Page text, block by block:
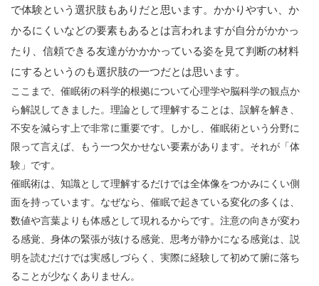
で体験という選択肢もありだと思います。かかりやすい、か
かるにくいなどの要素もあるとは言われますが自分がかかっ
たり、信頼できる友達がかかかっている姿を見て判断の材料
にするというのも選択肢の一つだとは思います。
ここまで、催眠術の科学的根拠について心理学や脳科学の観点か
ら解説してきました。理論として理解することは、誤解を解き、
不安を減らす上で非常に重要です。しかし、催眠術という分野に
限って言えば、もう一つ欠かせない要素があります。それが「体
験」です。
催眠術は、知識として理解するだけでは全体像をつかみにくい側
面を持っています。なぜなら、催眠で起きている変化の多くは、
数値や言葉よりも体感として現れるからです。注意の向きが変わ
る感覚、身体の緊張が抜ける感覚、思考が静かになる感覚は、説
明を読むだけでは実感しづらく、実際に経験して初めて腑に落ち
ることが少なくありません。